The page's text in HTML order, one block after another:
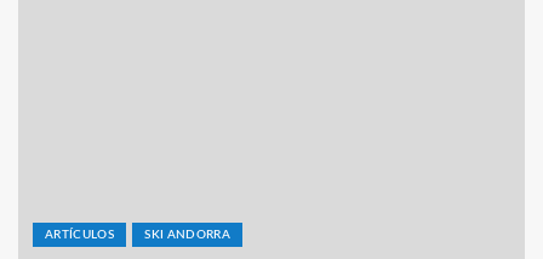
ARTÍCULOS SKI ANDORRA